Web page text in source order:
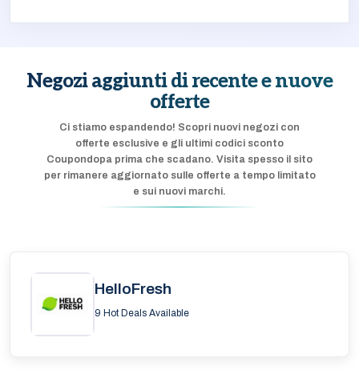
Negozi aggiunti di recente e nuove
offerte
Ci stiamo espandendo! Scopri nuovi negozi con
offerte esclusive e gli ultimi codici sconto
Coupondopa prima che scadano. Visita spesso il sito
per rimanere aggiornato sulle offerte a tempo limitato
e sui nuovi marchi.
HelloFresh
9 Hot Deals Available